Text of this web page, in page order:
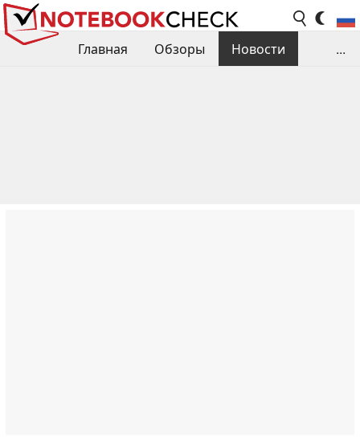
Главная Обзоры
Новости
...